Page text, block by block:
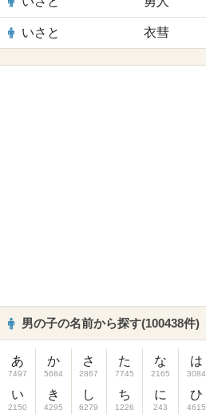
いさと 衣彗
男の子の名前から探す(100438件)
あ
7497
い
2150
か
5684
き
4295
さ
2867
し
6279
た
7745
ち
1226
な
2165
に
243
は
3084
ひ
4615